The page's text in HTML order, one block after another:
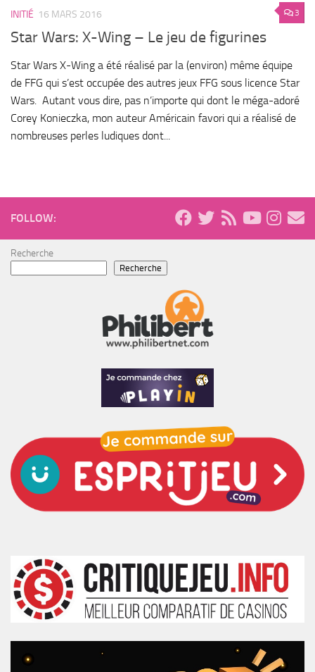
3
INITIÉ 16 MARS 2016
Star Wars: X-Wing – Le jeu de figurines
Star Wars X-Wing a été réalisé par la (environ) même équipe
de FFG qui s’est occupée des autres jeux FFG sous licence Star
Wars. Autant vous dire, pas n’importe qui dont le méga-adoré
Corey Konieczka, mon auteur Américain favori qui a réalisé de
nombreuses perles ludiques dont...
FOLLOW:
Recherche
Recherche